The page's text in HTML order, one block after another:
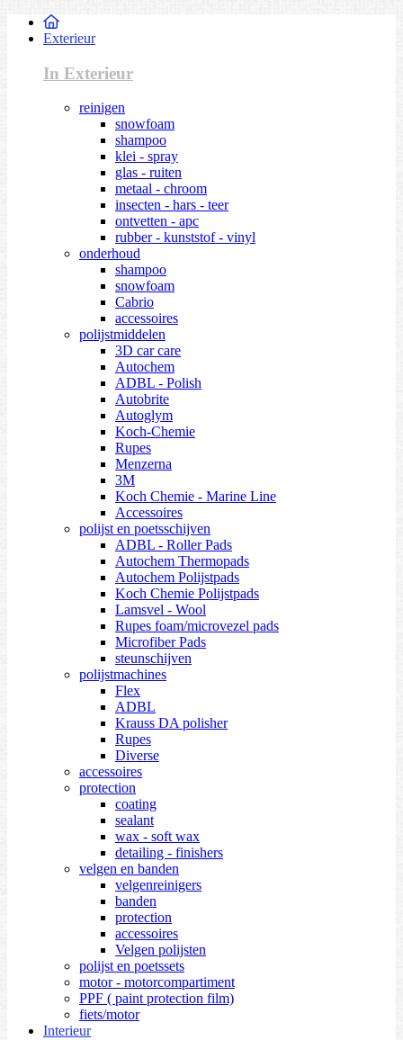
Exterieur
In Exterieur
reinigen
snowfoam
shampoo
klei - spray
glas - ruiten
metaal - chroom
insecten - hars - teer
ontvetten - apc
rubber - kunststof - vinyl
onderhoud
shampoo
snowfoam
Cabrio
accessoires
polijstmiddelen
3D car care
Autochem
ADBL - Polish
Autobrite
Autoglym
Koch-Chemie
Rupes
Menzerna
3M
Koch Chemie - Marine Line
Accessoires
polijst en poetsschijven
ADBL - Roller Pads
Autochem Thermopads
Autochem Polijstpads
Koch Chemie Polijstpads
Lamsvel - Wool
Rupes foam/microvezel pads
Microfiber Pads
steunschijven
polijstmachines
Flex
ADBL
Krauss DA polisher
Rupes
Diverse
accessoires
protection
coating
sealant
wax - soft wax
detailing - finishers
velgen en banden
velgenreinigers
banden
protection
accessoires
Velgen polijsten
polijst en poetssets
motor - motorcompartiment
PPF ( paint protection film)
fiets/motor
Interieur